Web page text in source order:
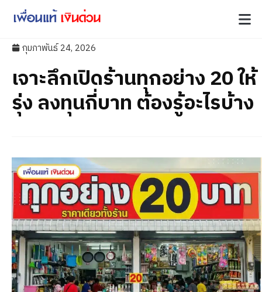
กุมภาพันธ์ 24, 2026
เจาะลึกเปิดร้านทุกอย่าง 20 ให้
รุ่ง ลงทุนกี่บาท ต้องรู้อะไรบ้าง